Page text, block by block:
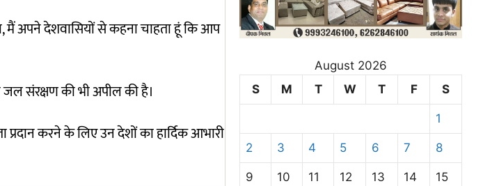
मैं अपने देशवासियों से कहना चाहता हूं कि आप
जल संरक्षण की भी अपील की है।
करने के लिए उन देशों का हार्दिक आभारी
August 2026
S
M T W T F S
1
2 3 4 5 6 7 8
9 10 11 12 13 14 15